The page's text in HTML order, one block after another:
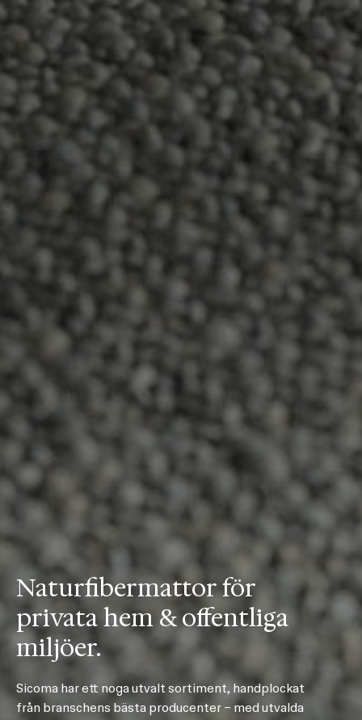
Naturfibermattor för
privata hem & offentliga
miljöer.
Sicoma har ett noga utvalt sortiment, handplockat
från branschens bästa producenter – med utvalda